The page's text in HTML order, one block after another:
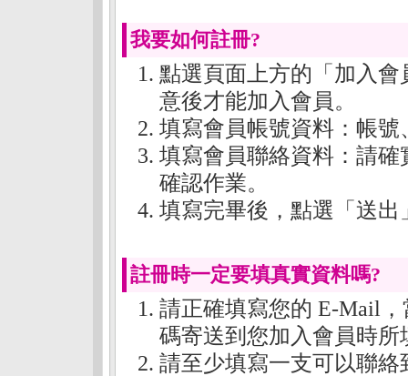
我要如何註冊?
點選頁面上方的「加入
意後才能加入會員。
填寫會員帳號資料：帳
填寫會員聯絡資料：請
確認作業。
填寫完畢後，點選「送
註冊時一定要填真實資料嗎?
請正確填寫您的 E-Mail
碼寄送到您加入會員時所
請至少填寫一支可以聯